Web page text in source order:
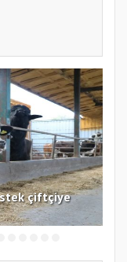
çiftçiye